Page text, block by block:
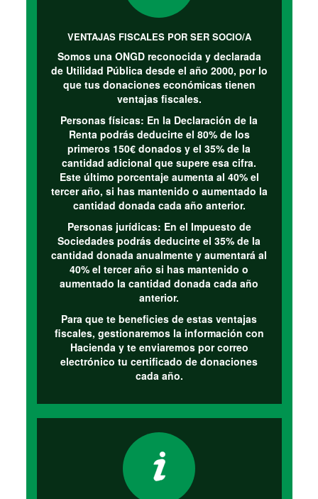
VENTAJAS FISCALES POR SER SOCIO/A
Somos una ONGD reconocida y declarada
de Utilidad Pública desde el año 2000, por lo
que tus donaciones económicas tienen
ventajas fiscales.
Personas físicas: En la Declaración de la
Renta podrás deducirte el 80% de los
primeros 150€ donados y el 35% de la
cantidad adicional que supere esa cifra.
Este último porcentaje aumenta al 40% el
tercer año, si has mantenido o aumentado la
cantidad donada cada año anterior.
Personas jurídicas: En el Impuesto de
Sociedades podrás deducirte el 35% de la
cantidad donada anualmente y aumentará al
40% el tercer año si has mantenido o
aumentado la cantidad donada cada año
anterior.
Para que te beneficies de estas ventajas
fiscales, gestionaremos la información con
Hacienda y te enviaremos por correo
electrónico tu certificado de donaciones
cada año.